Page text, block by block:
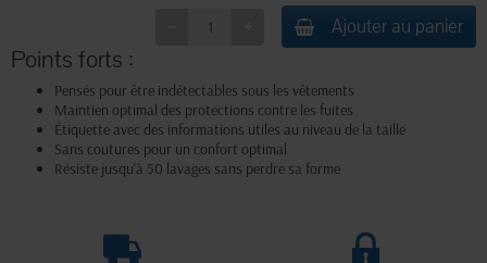
Ajouter au panier
Points forts :
Pensés pour être indétectables sous les vêtements
Maintien optimal des protections contre les fuites
Étiquette avec des informations utiles au niveau de la taille
Sans coutures pour un confort optimal
Résiste jusqu'à 50 lavages sans perdre sa forme